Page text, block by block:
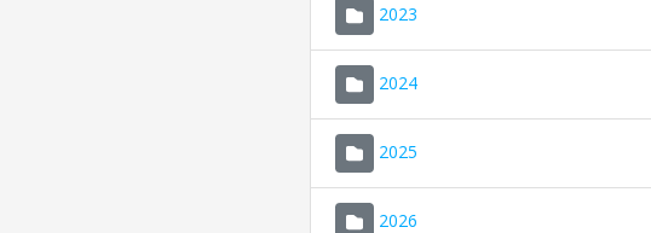
2023
2024
2025
2026